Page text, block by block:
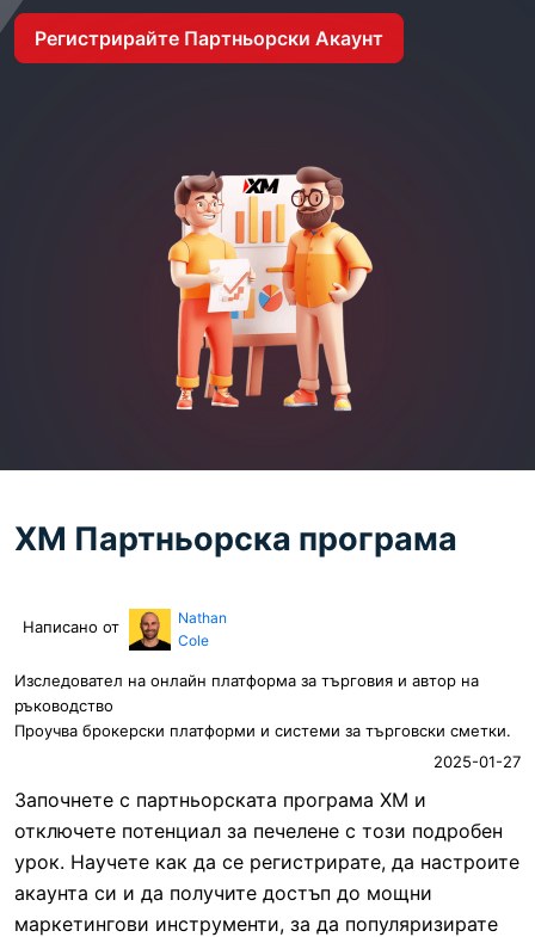
Регистрирайте Партньорски Акаунт
XM Партньорска програма
Написано от
Nathan
Cole
Изследовател на онлайн платформа за търговия и автор на
ръководство
Проучва брокерски платформи и системи за търговски сметки.
2025-01-27
Започнете с партньорската програма XM и
отключете потенциал за печелене с този подробен
урок. Научете как да се регистрирате, да настроите
акаунта си и да получите достъп до мощни
маркетингови инструменти, за да популяризирате